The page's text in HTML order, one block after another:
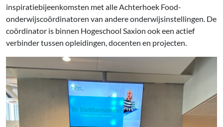
inspiratiebijeenkomsten met alle Achterhoek Food-
onderwijscoördinatoren van andere onderwijsinstellingen. De
coördinator is binnen Hogeschool Saxion ook een actief
verbinder tussen opleidingen, docenten en projecten.